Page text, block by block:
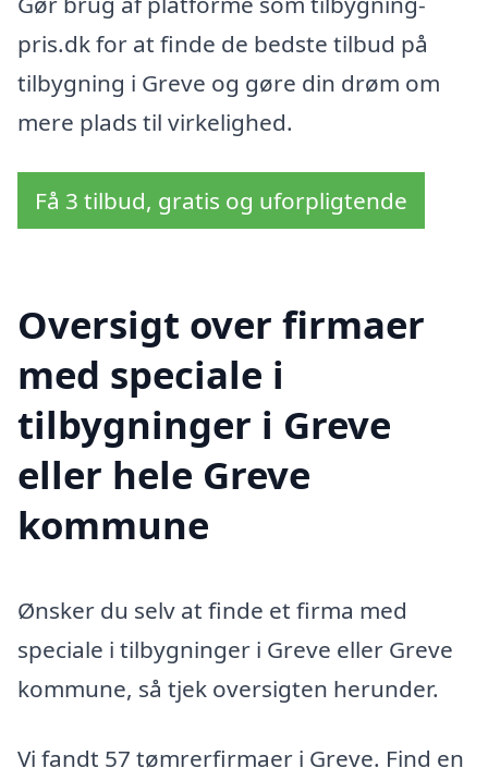
pris.dk for at finde de bedste tilbud på
tilbygning i Greve og gøre din drøm om
mere plads til virkelighed.
Få 3 tilbud, gratis og uforpligtende
Oversigt over firmaer
med speciale i
tilbygninger i Greve
eller hele Greve
kommune
Ønsker du selv at finde et firma med
speciale i tilbygninger i Greve eller Greve
kommune, så tjek oversigten herunder.
Vi fandt 57 tømrerfirmaer i Greve. Find en